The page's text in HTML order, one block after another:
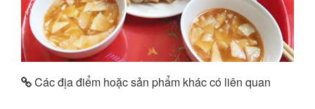
Các địa điểm hoặc sản phẩm khác có liên quan